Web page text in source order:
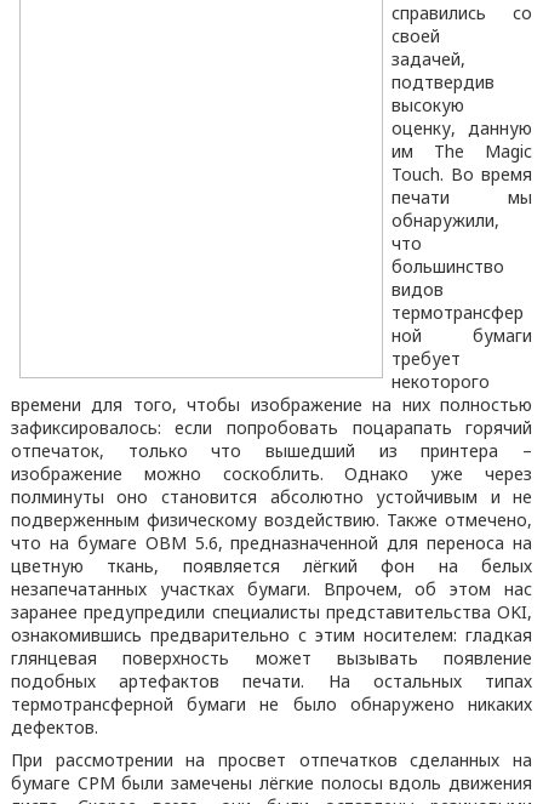
справились со
своей
задачей,
подтвердив
высокую
оценку, данную
им The Magic
Touch. Во время
печати мы
обнаружили,
что
большинство
видов
термотрансфер
ной бумаги
требует
некоторого
времени для того, чтобы изображение на них полностью
зафиксировалось: если попробовать поцарапать горячий
отпечаток, только что вышедший из принтера –
изображение можно соскоблить. Однако уже через
полминуты оно становится абсолютно устойчивым и не
подверженным физическому воздействию. Также отмечено,
что на бумаге OBM 5.6, предназначенной для переноса на
цветную ткань, появляется лёгкий фон на белых
незапечатанных участках бумаги. Впрочем, об этом нас
заранее предупредили специалисты представительства OKI,
ознакомившись предварительно с этим носителем: гладкая
глянцевая поверхность может вызывать появление
подобных артефактов печати. На остальных типах
термотрансферной бумаги не было обнаружено никаких
дефектов.
При рассмотрении на просвет отпечатков сделанных на
бумаге CPM были замечены лёгкие полосы вдоль движения